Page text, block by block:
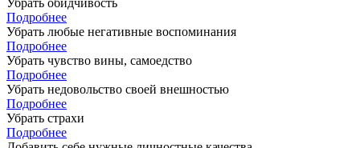
Подробнее
Убрать любые негативные воспоминания
Подробнее
Убрать чувство вины, самоедство
Подробнее
Убрать недовольство своей внешностью
Подробнее
Убрать страхи
Подробнее